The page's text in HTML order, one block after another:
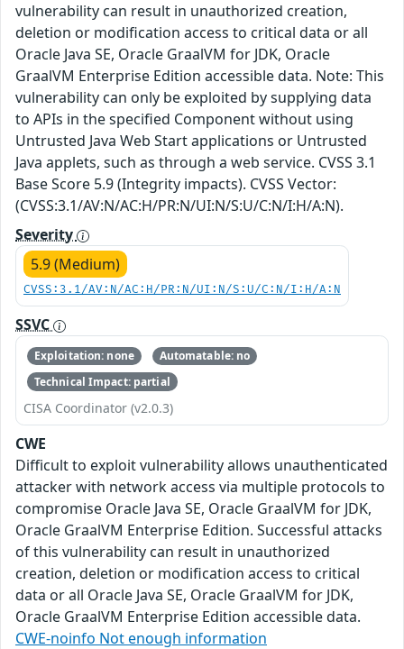
vulnerability can result in unauthorized creation,
deletion or modification access to critical data or all
Oracle Java SE, Oracle GraalVM for JDK, Oracle
GraalVM Enterprise Edition accessible data. Note: This
vulnerability can only be exploited by supplying data
to APIs in the specified Component without using
Untrusted Java Web Start applications or Untrusted
Java applets, such as through a web service. CVSS 3.1
Base Score 5.9 (Integrity impacts). CVSS Vector:
(CVSS:3.1/AV:N/AC:H/PR:N/UI:N/S:U/C:N/I:H/A:N).
Severity
5.9 (Medium)
CVSS:3.1/AV:N/AC:H/PR:N/UI:N/S:U/C:N/I:H/A:N
SSVC
Exploitation: none
Automatable: no
Technical Impact: partial
CISA Coordinator (v2.0.3)
CWE
Difficult to exploit vulnerability allows unauthenticated
attacker with network access via multiple protocols to
compromise Oracle Java SE, Oracle GraalVM for JDK,
Oracle GraalVM Enterprise Edition. Successful attacks
of this vulnerability can result in unauthorized
creation, deletion or modification access to critical
data or all Oracle Java SE, Oracle GraalVM for JDK,
Oracle GraalVM Enterprise Edition accessible data.
CWE-noinfo Not enough information